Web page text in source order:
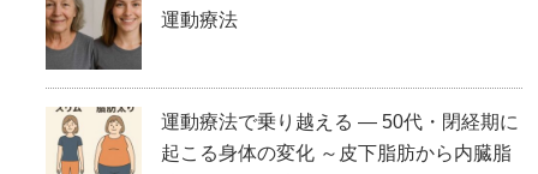
運動療法
運動療法で乗り越える ― 50代・閉経期に
起こる身体の変化 ～皮下脂肪から内臓脂